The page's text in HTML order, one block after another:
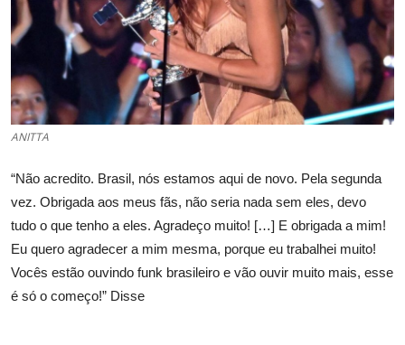
ANITTA
“Não acredito. Brasil, nós estamos aqui de novo. Pela segunda
vez. Obrigada aos meus fãs, não seria nada sem eles, devo
tudo o que tenho a eles. Agradeço muito! […] E obrigada a mim!
Eu quero agradecer a mim mesma, porque eu trabalhei muito!
Vocês estão ouvindo funk brasileiro e vão ouvir muito mais, esse
é só o começo!” Disse